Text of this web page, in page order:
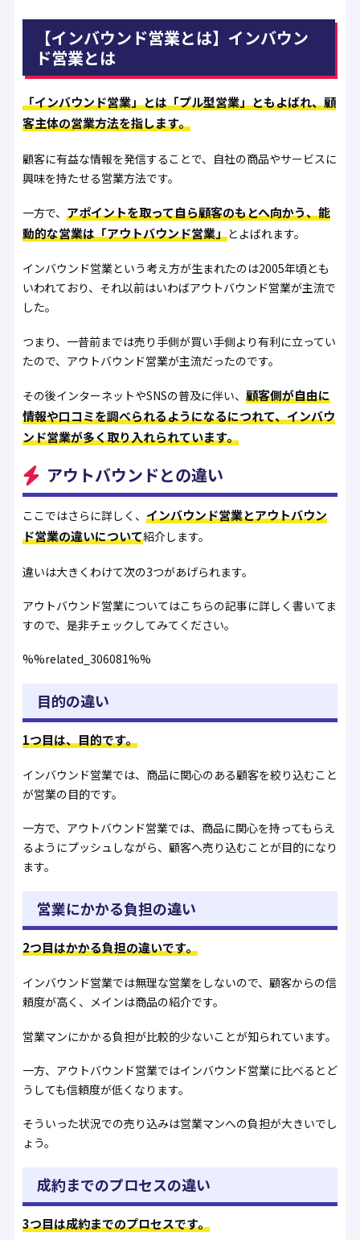
【インバウンド営業とは】インバウン
ド営業とは
「インバウンド営業」とは「プル型営業」ともよばれ、顧
客主体の営業方法を指します。
顧客に有益な情報を発信することで、自社の商品やサービスに
興味を持たせる営業方法です。
一方で、 アポイントを取って自ら顧客のもとへ向かう、能
動的な営業は「アウトバウンド営業」とよばれます。
インバウンド営業という考え方が生まれたのは2005年頃とも
いわれており、それ以前はいわばアウトバウンド営業が主流で
した。
つまり、一昔前までは売り手側が買い手側より有利に立ってい
たので、アウトバウンド営業が主流だったのです。
その後インターネットやSNSの普及に伴い、 顧客側が自由に
情報や口コミを調べられるようになるにつれて、インバウ
ンド営業が多く取り入れられています。
アウトバウンドとの違い
ここではさらに詳しく、 インバウンド営業とアウトバウン
ド営業の違いについて紹介します。
違いは大きくわけて次の3つがあげられます。
アウトバウンド営業についてはこちらの記事に詳しく書いてま
すので、是非チェックしてみてください。
%%related_306081%%
目的の違い
1つ目は、目的です。
インバウンド営業では、商品に関心のある顧客を絞り込むこと
が営業の目的です。
一方で、アウトバウンド営業では、商品に関心を持ってもらえ
るようにプッシュしながら、顧客へ売り込むことが目的になり
ます。
営業にかかる負担の違い
2つ目はかかる負担の違いです。
インバウンド営業では無理な営業をしないので、顧客からの信
頼度が高く、メインは商品の紹介です。
営業マンにかかる負担が比較的少ないことが知られています。
一方、アウトバウンド営業ではインバウンド営業に比べるとど
うしても信頼度が低くなります。
そういった状況での売り込みは営業マンへの負担が大きいでし
ょう。
成約までのプロセスの違い
3つ目は成約までのプロセスです。